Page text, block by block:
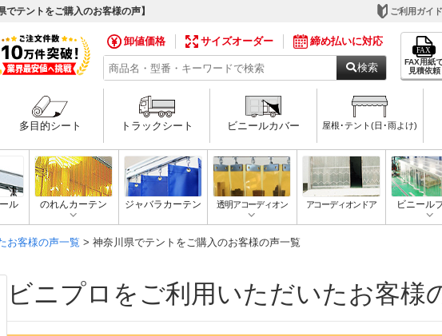
テントをご購入のお客様の声】 ご利用ガイド
卸値価格 サイズオーダー 締め払いに対応
検索
FAX用紙
見積依頼
多目的シート トラックシート ビニールカバー 屋根･テント(日･雨よけ)
ル のれんカーテン ジャバラカーテン 透明アコーディオン アコーディオンドア ビニール
お客様の声一覧 > 神奈川県でテントをご購入のお客様の声一覧
ビニプロをご利用いただいたお客様